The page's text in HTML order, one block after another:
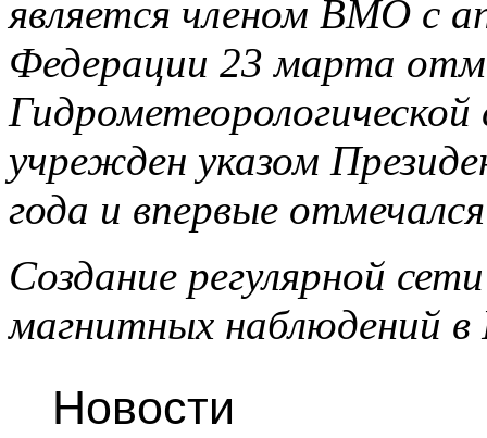
является членом ВМО с
Федерации 23 марта
учрежден указом
года и впервые
Создание регулярной
магнитных наблюдений в
Новости